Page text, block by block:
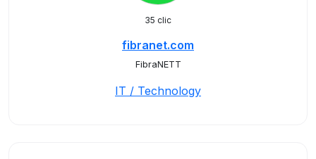
35 clic
fibranet.com
FibraNETT
IT / Technology